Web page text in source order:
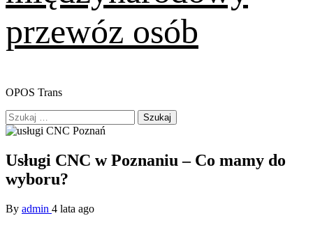
przewóz osób
OPOS Trans
Primary
Menu
Szukaj:
Usługi CNC w Poznaniu – Co mamy do
wyboru?
By admin 4 lata ago